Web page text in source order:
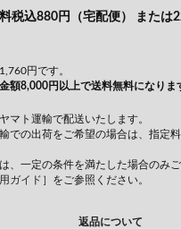
税込880円（宅配便） または
円です。
額8,000円以上で送料無料になりま
マト運輸で配送いたします。
での出荷をご希望の場合は、指定
、一定の条件を満たした場合のみご
ガイド］ をご参照ください。
返品について